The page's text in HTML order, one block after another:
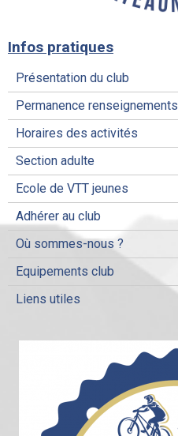
Infos pratiques
Présentation du club
Permanence renseignements
Horaires des activités
Section adulte
Ecole de VTT jeunes
Adhérer au club
Où sommes-nous ?
Equipements club
Liens utiles